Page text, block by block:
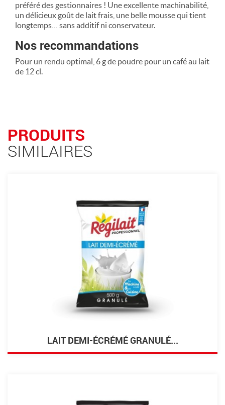
préféré des gestionnaires ! Une excellente machinabilité,
un délicieux goût de lait frais, une belle mousse qui tient
longtemps… sans additif ni conservateur.
Nos recommandations
Pour un rendu optimal, 6 g de poudre pour un café au lait
de 12 cl.
PRODUITS
SIMILAIRES
LAIT DEMI-ÉCRÉMÉ GRANULÉ...